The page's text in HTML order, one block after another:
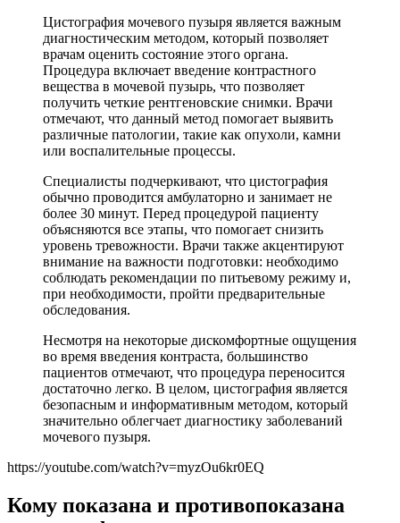
Цистография мочевого пузыря является важным
диагностическим методом, который позволяет
врачам оценить состояние этого органа.
Процедура включает введение контрастного
вещества в мочевой пузырь, что позволяет
получить четкие рентгеновские снимки. Врачи
отмечают, что данный метод помогает выявить
различные патологии, такие как опухоли, камни
или воспалительные процессы.
Специалисты подчеркивают, что цистография
обычно проводится амбулаторно и занимает не
более 30 минут. Перед процедурой пациенту
объясняются все этапы, что помогает снизить
уровень тревожности. Врачи также акцентируют
внимание на важности подготовки: необходимо
соблюдать рекомендации по питьевому режиму и,
при необходимости, пройти предварительные
обследования.
Несмотря на некоторые дискомфортные ощущения
во время введения контраста, большинство
пациентов отмечают, что процедура переносится
достаточно легко. В целом, цистография является
безопасным и информативным методом, который
значительно облегчает диагностику заболеваний
мочевого пузыря.
https://youtube.com/watch?v=myzOu6kr0EQ
Кому показана и противопоказана